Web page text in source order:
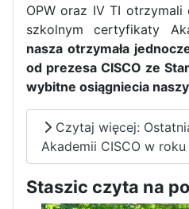
Zakończenie roku
OPW oraz IV TI
szkolnym certyfikaty
nasza otrzymała
od prezesa CISCO ze
wybitne osiągniecia
Czytaj więcej:
Akademii CISCO w
Staszic czyta na